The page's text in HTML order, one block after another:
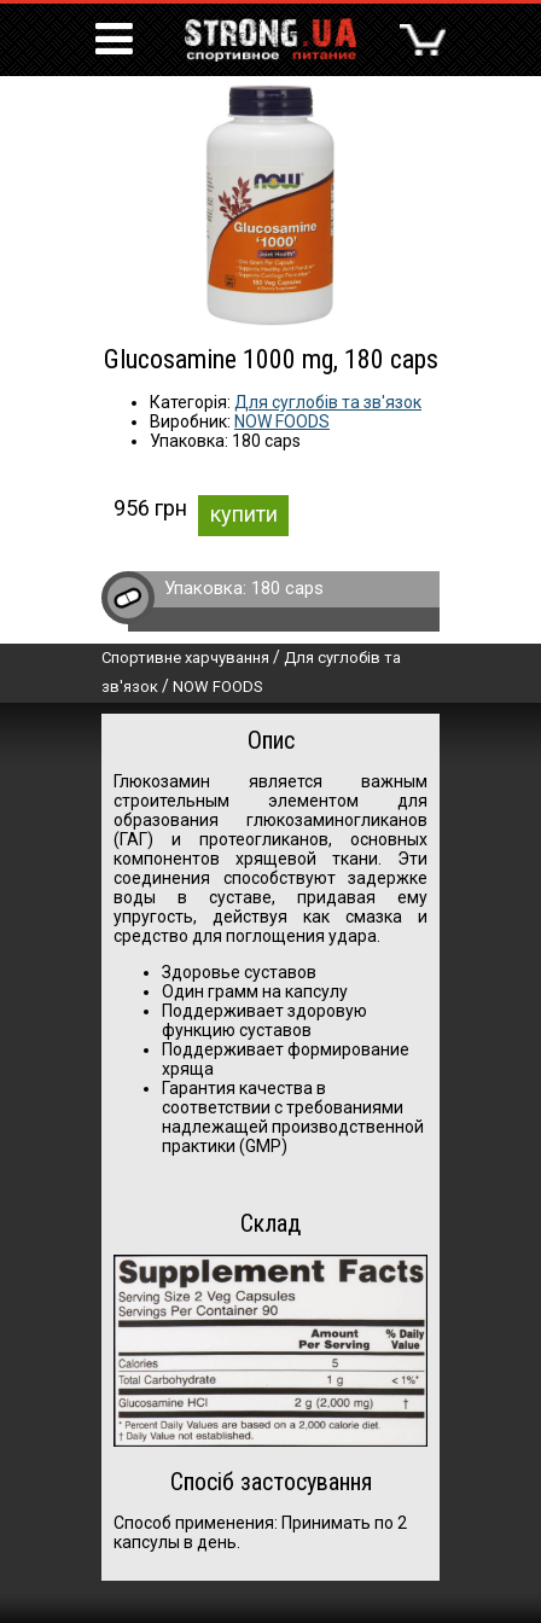
Glucosamine 1000 mg, 180 caps
Категорія: Для суглобів та зв'язок
Виробник: NOW FOODS
Упаковка: 180 caps
956 грн купити
Упаковка: 180 caps
Спортивне харчування / Для суглобів та
зв'язок / NOW FOODS
Опис
Глюкозамин является важным
строительным элементом для
образования глюкозаминогликанов
(ГАГ) и протеогликанов, основных
компонентов хрящевой ткани. Эти
соединения способствуют задержке
воды в суставе, придавая ему
упругость, действуя как смазка и
средство для поглощения удара.
Здоровье суставов
Один грамм на капсулу
Поддерживает здоровую
функцию суставов
Поддерживает формирование
хряща
Гарантия качества в
соответствии с требованиями
надлежащей производственной
практики (GMP)
Склад
Спосіб застосування
Способ применения: Принимать по 2
капсулы в день.